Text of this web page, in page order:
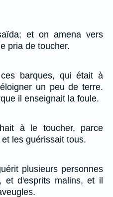
et on amena vers
pria de toucher.
barques, qui était à
un peu de terre.
il enseignait la foule.
à le toucher, parce
les guérissait tous.
plusieurs personnes
et d'esprits malins, et il